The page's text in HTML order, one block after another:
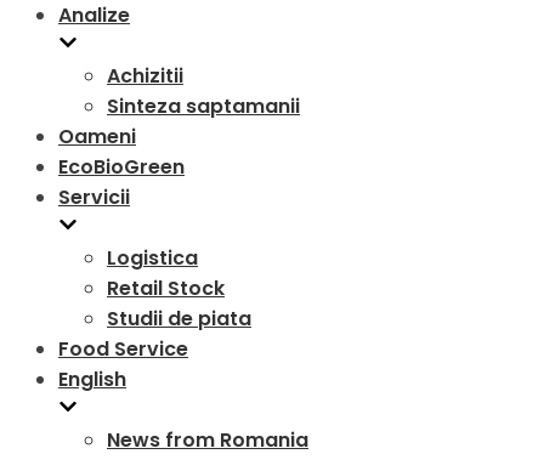
Analize
Achizitii
Sinteza saptamanii
Oameni
EcoBioGreen
Servicii
Logistica
Retail Stock
Studii de piata
Food Service
English
News from Romania